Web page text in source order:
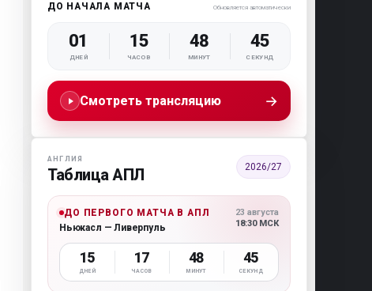
ДО НАЧАЛА МАТЧА Обновляется автоматически
01
ДНЕЙ
15
ЧАСОВ
48
МИНУТ
44
СЕКУНД
Смотреть трансляцию →
АНГЛИЯ
Таблица АПЛ 2026/27
ДО ПЕРВОГО МАТЧА В АПЛ
Ньюкасл — Ливерпуль
23 августа
18:30 МСК
15
ДНЕЙ
17
ЧАСОВ
48
МИНУТ
44
СЕКУНД